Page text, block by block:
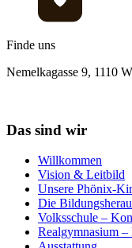
Finde uns
Nemelkagasse 9, 1110
Das sind wir
Willkommen
Vision & Leitbild
Unsere Phönix-
Die
Volksschule –
Realgymnasium